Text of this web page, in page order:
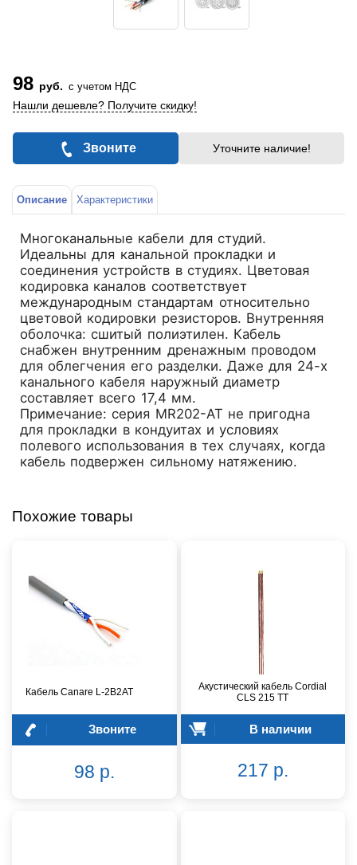
98 руб. с учетом НДС
Нашли дешевле? Получите скидку!
Звоните Уточните наличие!
Описание Характеристики
Многоканальные кабели для студий.
Идеальны для канальной прокладки и
соединения устройств в студиях. Цветовая
кодировка каналов соответствует
международным стандартам относительно
цветовой кодировки резисторов. Внутренняя
оболочка: сшитый полиэтилен. Кабель
снабжен внутренним дренажным проводом
для облегчения его разделки. Даже для 24-х
канального кабеля наружный диаметр
составляет всего 17,4 мм.
Примечание: серия MR202-AT не пригодна
для прокладки в кондуитах и условиях
полевого использования в тех случаях, когда
кабель подвержен сильному натяжению.
Похожие товары
Кабель Canare L-2B2AT
Звоните
98 р.
Акустический кабель Cordial
CLS 215 TT
В наличии
217 р.